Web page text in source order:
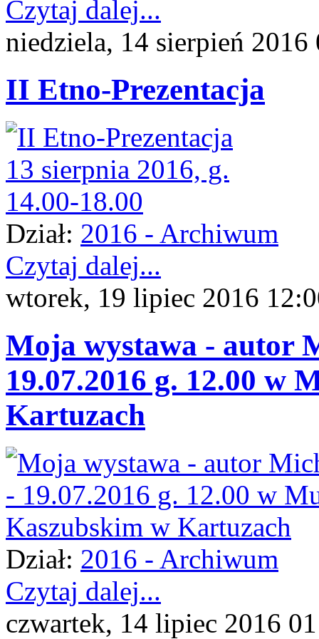
Czytaj dalej...
niedziela, 14 sierpień 2016
II Etno-Prezentacja
Dział: 2016 - Archiwum
Czytaj dalej...
wtorek, 19 lipiec 2016
Moja wystawa - autor
19.07.2016 g. 12.00 w
Kartuzach
Dział: 2016 - Archiwum
Czytaj dalej...
czwartek, 14 lipiec 2016